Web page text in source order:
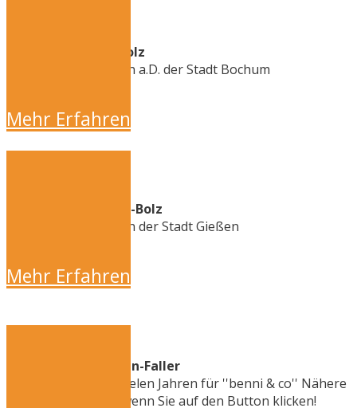
Frau Dr. Ottilie Scholz
Oberbürgermeisterin a.D. der Stadt Bochum
Mehr Erfahren
Frau Dietlind Grabe-Bolz
Oberbürgermeisterin der Stadt Gießen
Mehr Erfahren
Cornelia Christmann-Faller
Engagiert sich seit vielen Jahren für ''benni & co'' Nähere
Info's erhalten Sie, wenn Sie auf den Button klicken!